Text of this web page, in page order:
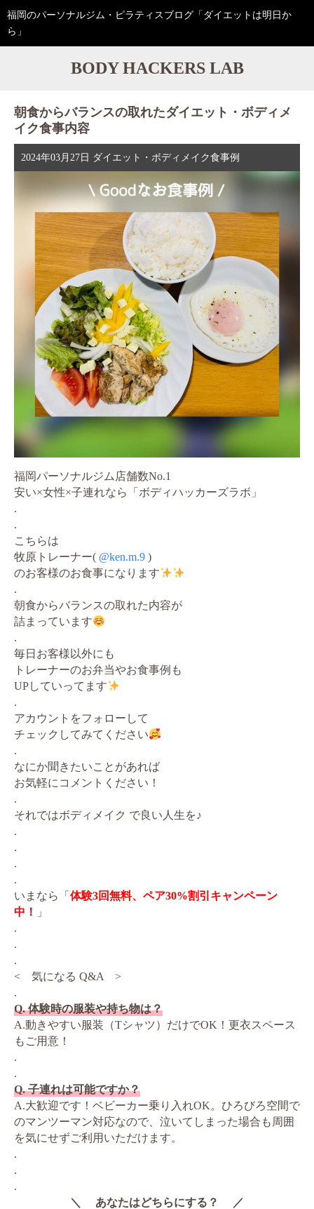
福岡のパーソナルジム・ピラティスブログ「ダイエットは明日か
ら」
BODY HACKERS LAB
朝食からバランスの取れたダイエット・ボディメ
イク食事内容
2024年03月27日 ダイエット・ボディメイク食事例
福岡パーソナルジム店舗数No.1
安い×女性×子連れなら「ボディハッカーズラボ」
.
.
こちらは
牧原トレーナー( @ken.m.9 )
のお客様のお食事になります
.
朝食からバランスの取れた内容が
詰まっています
.
毎日お客様以外にも
トレーナーのお弁当やお食事例も
UPしていってます
.
アカウントをフォローして
チェックしてみてください
.
なにか聞きたいことがあれば
お気軽にコメントください！
.
それではボディメイク で良い人生を♪
.
.
.
.
いまなら「 体験3回無料、ペア30%割引キャンペーン
中！
」
.
.
.
< 気になる Q&A >
.
Q. 体験時の服装や持ち物は？
A.動きやすい服装（Tシャツ）だけでOK！更衣スペース
もご用意！
.
.
Q. 子連れは可能ですか？
A.大歓迎です！ベビーカー乗り入れOK。ひろびろ空間で
のマンツーマン対応なので、泣いてしまった場合も周囲
を気にせずご利用いただけます。
.
.
.
＼ あなたはどちらにする？ ／